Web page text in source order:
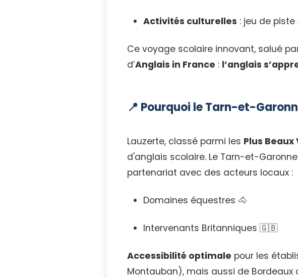
Activités culturelles : jeu de
Ce voyage scolaire innovant, salué
d’Anglais in France : l’anglais
📍 Pourquoi le Tarn-et-
Lauzerte, classé parmi les Plus
d'anglais scolaire. Le Tarn-et-
partenariat avec des acteurs locaux :
Domaines équestres 🐴
Intervenants Britanniques 🇬🇧
Accessibilité optimale pour les
Montauban), mais aussi de Bordeaux